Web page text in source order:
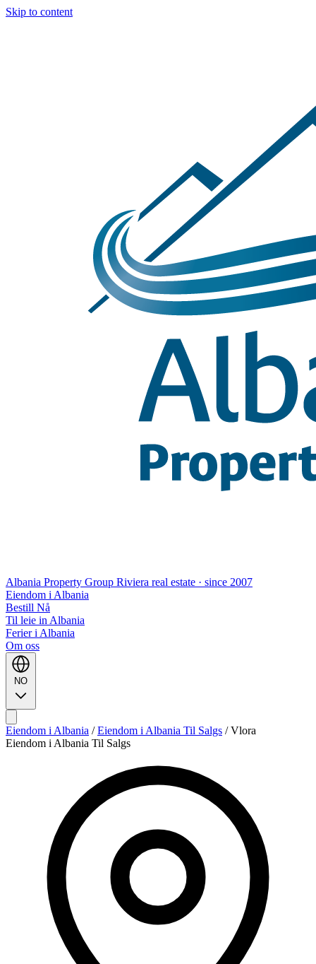
Skip to content
Albania Property Group Riviera real estate · since 2007
Eiendom i Albania
Bestill Nå
Til leie in Albania
Ferier i Albania
Om oss
NO
Eiendom i Albania / Eiendom i Albania Til Salgs / Vlora
Eiendom i Albania Til Salgs